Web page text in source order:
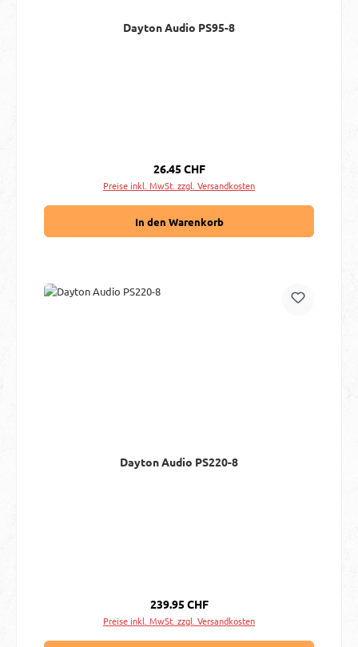
Dayton Audio PS95-8
Regulärer Preis:
26.45 CHF
Preise inkl. MwSt. zzgl. Versandkosten
In den Warenkorb
Dayton Audio PS220-8
Regulärer Preis:
239.95 CHF
Preise inkl. MwSt. zzgl. Versandkosten